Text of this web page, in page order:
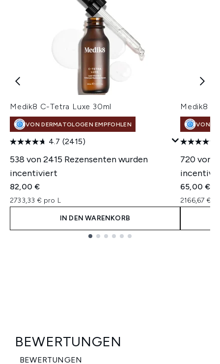
Medik8 C-Tetra Luxe 30ml
VON DERMATOLOGEN EMPFOHLEN
4.7 (2415)
538 von 2415 Rezensenten wurden
incentiviert
82,00 €
2733,33 € pro L
IN DEN WARENKORB
Medik8
VON
720 von
65,00 €
2166,67 €